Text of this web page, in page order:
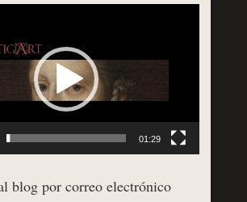
01:29
blog por correo electrónico